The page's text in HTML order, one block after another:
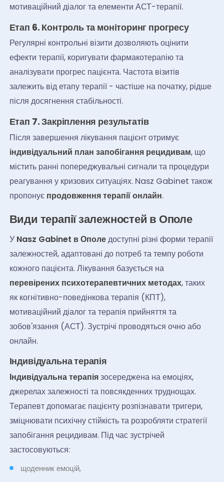
мотиваційний діалог та елементи АСТ-терапії.
Етап 6. Контроль та моніторинг прогресу
Регулярні контрольні візити дозволяють оцінити
ефекти терапії, коригувати фармакотерапію та
аналізувати прогрес пацієнта. Частота візитів
залежить від етапу терапії - частіше на початку, рідше
після досягнення стабільності.
Етап 7. Закріплення результатів
Після завершення лікування пацієнт отримує
індивідуальний план запобігання рецидивам, що
містить ранні попереджувальні сигнали та процедури
реагування у кризових ситуаціях. Nasz Gabinet також
пропонує продовження терапії онлайн.
Види терапії залежностей в Ополе
У Nasz Gabinet в Ополедоступні різні форми терапії
залежностей, адаптовані до потреб та темпу роботи
кожного пацієнта. Лікування базується на
перевірених психотерапевтичних методах, таких
як когнітивно-поведінкова терапія (КПТ),
мотиваційний діалог та терапія прийняття та
зобов'язання (АСТ). Зустрічі проводяться очно або
онлайн.
Індивідуальна терапія
Індивідуальна терапіязосереджена на емоціях,
джерелах залежності та повсякденних труднощах.
Терапевт допомагає пацієнту розпізнавати тригери,
зміцнювати психічну стійкість та розробляти стратегії
запобігання рецидивам. Під час зустрічей
застосовуються:
щоденник емоцій,